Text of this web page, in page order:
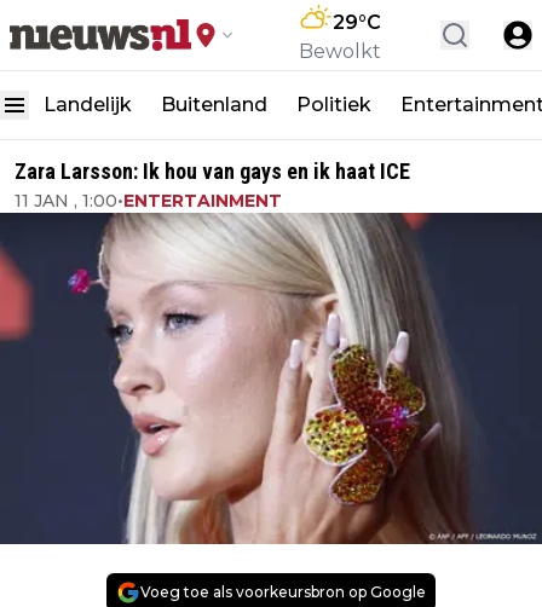
29°C
Bewolkt
Landelijk Buitenland Politiek
Zara Larsson: Ik hou van gays en ik haat ICE
11 JAN , 1:00•ENTERTAINMENT
Voeg toe als voorkeursbron op Google